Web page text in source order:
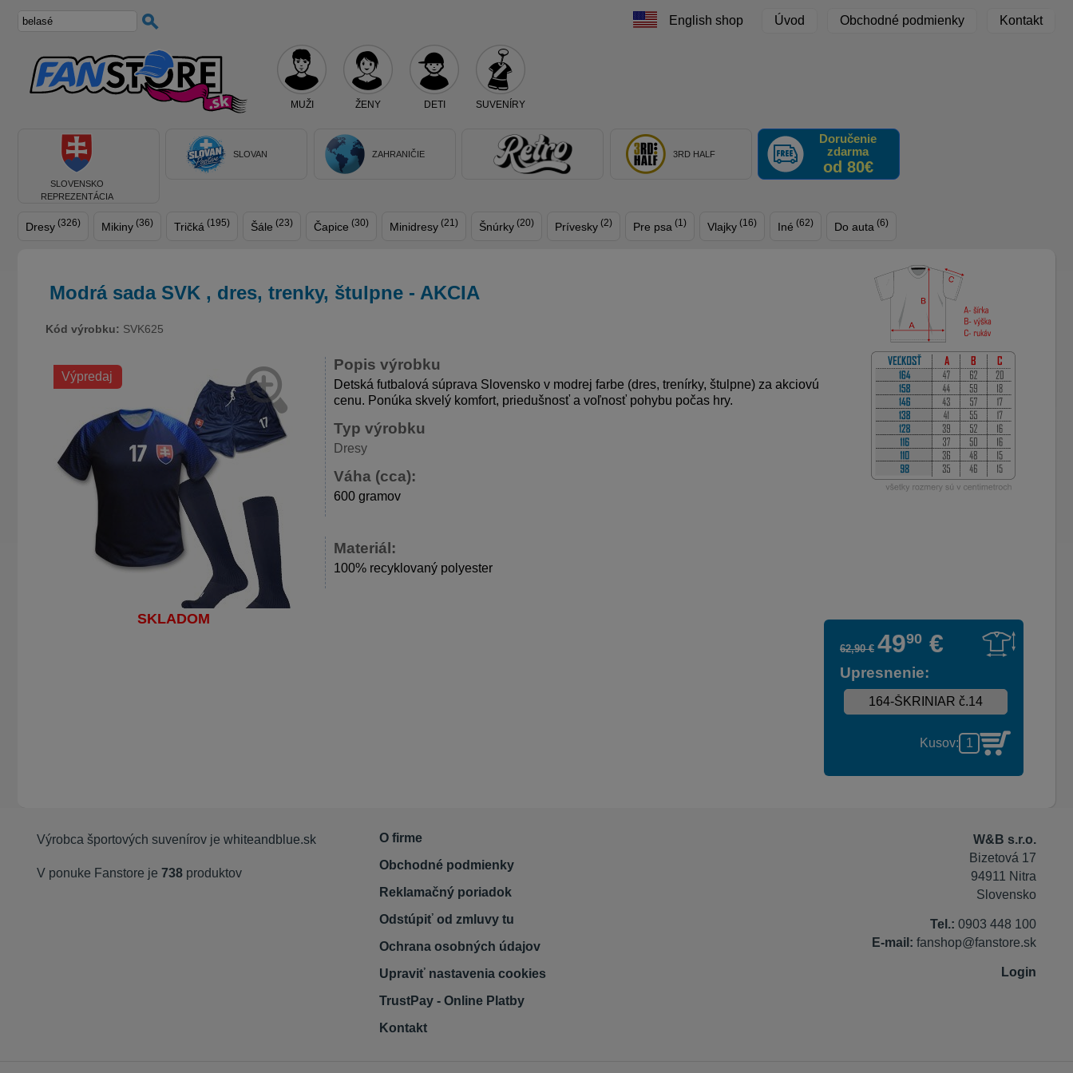
Úvod Obchodné podmienky Kontakt
English shop
MUŽI ŽENY DETI SUVENÍRY
Teraz vyberte klub, alebo typ výrobku
SLOVENSKO
REPREZENTÁCIA
SLOVAN ZAHRANIČIE 3RD HALF
Doručenie
zdarma
od 80€
Dresy (326) Mikiny (36) Tričká (195) Šále (23) Čapice (30) Minidresy (21) Šnúrky (20) Prívesky (2) Pre psa (1) Vlajky (16) Iné (62) Do auta (6)
Modrá sada SVK , dres, trenky, štulpne - AKCIA
Kód výrobku: SVK625
Výpredaj
SKLADOM
Popis výrobku
Detská futbalová súprava Slovensko v modrej farbe (dres, trenírky, štulpne) za akciovú
cenu. Ponúka skvelý komfort, priedušnosť a voľnosť pohybu počas hry.
Typ výrobku
Dresy
Váha (cca):
600 gramov
Materiál:
100% recyklovaný polyester
62,90€ 4990 €
Upresnenie:
Kusov:
Výrobca športových suvenírov je whiteandblue.sk
V ponuke Fanstore je 738 produktov
O firme
Obchodné podmienky
Reklamačný poriadok
Odstúpiť od zmluvy tu
Ochrana osobných údajov
Upraviť nastavenia cookies
TrustPay - Online Platby
Kontakt
W&B s.r.o.
Bizetová 17
94911 Nitra
Slovensko
Tel.: 0903 448 100
E-mail: fanshop@fanstore.sk
Login